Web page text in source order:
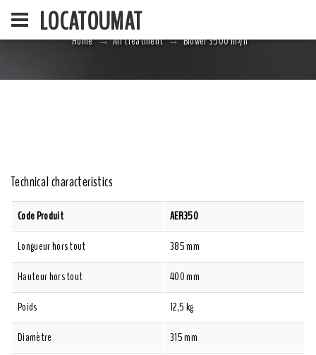
LOCATOUMAT
Home Air treatment Blower 3500 m³/h
Technical characteristics
Code Produit
AER350
Longueur hors tout
385 mm
Hauteur hors tout
400 mm
Poids
12,5 kg
Diamètre
315 mm